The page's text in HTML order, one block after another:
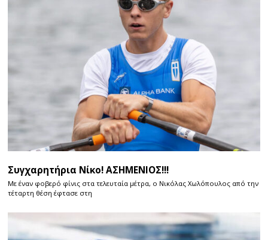
Συγχαρητήρια Νίκο! ΑΣΗΜΕΝΙΟΣ!!!
Με έναν φοβερό φίνις στα τελευταία μέτρα, ο Νικόλας Χωλόπουλος από την
τέταρτη θέση έφτασε στη